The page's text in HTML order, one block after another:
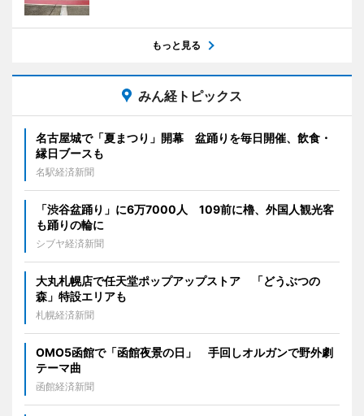
もっと見る
みん経トピックス
名古屋城で「夏まつり」開幕 盆踊りを毎日開催、飲食・
縁日ブースも
名駅経済新聞
「渋谷盆踊り」に6万7000人 109前に櫓、外国人観光客
も踊りの輪に
シブヤ経済新聞
大丸札幌店で任天堂ポップアップストア 「どうぶつの
森」特設エリアも
札幌経済新聞
OMO5函館で「函館夜景の日」 手回しオルガンで野外劇
テーマ曲
函館経済新聞